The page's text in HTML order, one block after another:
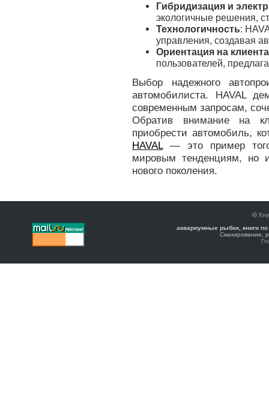
Гибридизация и
экологичные решения,
Технологичность:
управления, создавая
Ориентация на клиента
пользователей,
Выбор надежного
автомобилиста. HAVAL
современным запросам,
Обратив внимание на
приобрести автомобиль,
HAVAL— это пример
мировым тенденциям, но
нового поколения.
©
аквариумные рыбки, книги
Сканирование,